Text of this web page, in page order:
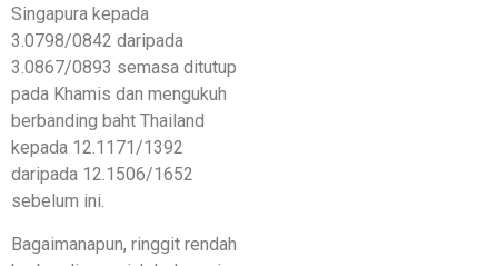
Singapura kepada
3.0798/0842 daripada
3.0867/0893 semasa ditutup
pada Khamis dan mengukuh
berbanding baht Thailand
kepada 12.1171/1392
daripada 12.1506/1652
sebelum ini.
Bagaimanapun, ringgit rendah